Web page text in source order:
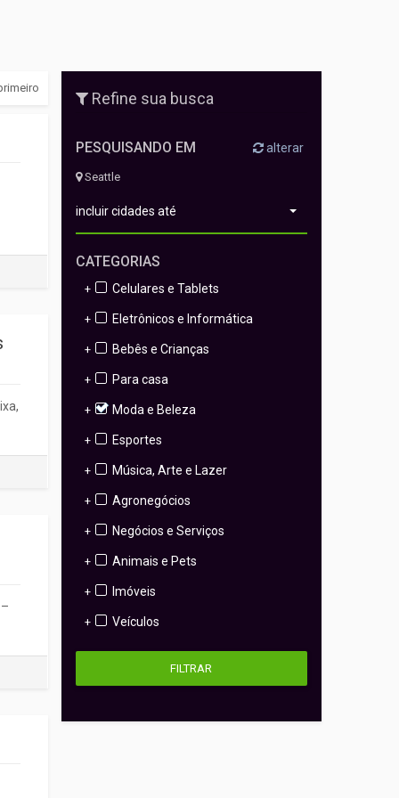
Refine sua busca
PESQUISANDO EM alterar
Seattle
incluir cidades até
CATEGORIAS
+ Celulares e Tablets
+ Eletrônicos e Informática
+ Bebês e Crianças
+ Para casa
+ Moda e Beleza
+ Esportes
+ Música, Arte e Lazer
+ Agronegócios
+ Negócios e Serviços
+ Animais e Pets
+ Imóveis
+ Veículos
FILTRAR